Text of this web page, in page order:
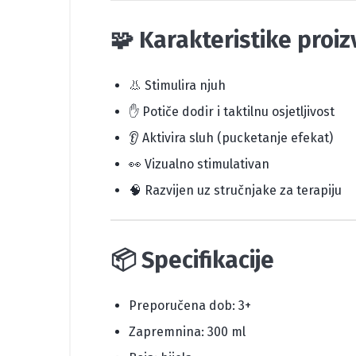
🧩 Karakteristike
👃 Stimulira njuh
✋ Potiče dodir i taktilnu osjetljivost
👂 Aktivira sluh (pucketanje efekat)
👀 Vizualno stimulativan
🧠 Razvijen uz stručnjake za terapiju
📦Specifikacije
Preporučena dob: 3+
Zapremnina: 300 ml